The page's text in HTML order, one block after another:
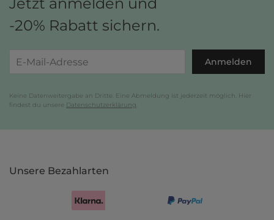
-20% Rabatt sichern.
Anmelden
Keine Datenweitergabe an Dritte. Eine Abmeldung ist jederzeit möglich. Hier
findest du unsere Datenschutzerklärung
Unsere Bezahlarten